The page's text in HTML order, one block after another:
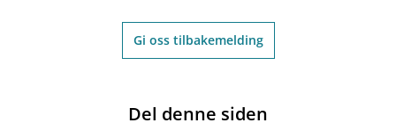
Gi oss tilbakemelding
Del denne siden